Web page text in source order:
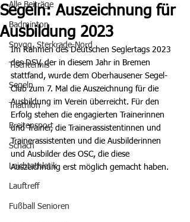
Alle Beiträge
Badminton
Spvgg. Sterkrade-Nord
Tischtennis
Segeln
Triathlon
Breitensport
Schach
Leichtathletik
Lauftreff
Fußball Senioren
Segeln: Auszeichnung für
Ausbildung 2023
Im Rahmen des Deutschen Seglertags 2023
des DSV, der in diesem Jahr in Bremen
stattfand, wurde dem Oberhausener Segel-
Club zum 7. Mal die Auszeichnung für die
Ausbildung im Verein überreicht. Für den
Erfolg stehen die engagierten Trainerinnen
und Trainer, die Trainerassistentinnen und
Trainerassistenten und die Ausbilderinnen
und Ausbilder des OSC, die diese
Auszeichnung erst möglich gemacht haben.